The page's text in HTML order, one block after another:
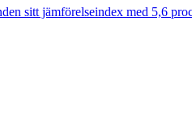
sitt jämförelseindex med 5,6